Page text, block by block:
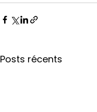
Posts récents